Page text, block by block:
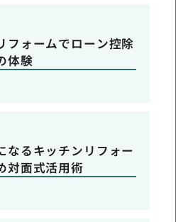
フォームでローン控除
体験
なるキッチンリフォー
対面式活用術